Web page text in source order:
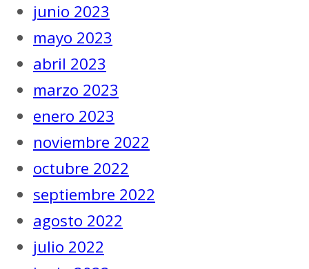
junio 2023
mayo 2023
abril 2023
marzo 2023
enero 2023
noviembre 2022
octubre 2022
septiembre 2022
agosto 2022
julio 2022